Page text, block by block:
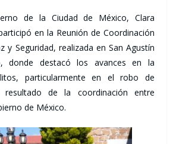
de la Ciudad de México, Clara
en la Reunión de Coordinación
y Seguridad, realizada en San Agustín
donde destacó los avances en la
particularmente en el robo de
resultado de la coordinación entre
de México.